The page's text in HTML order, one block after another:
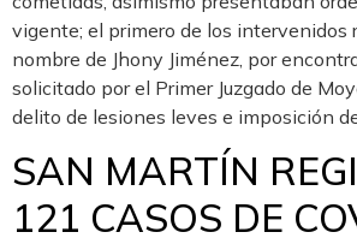
vigente; el primero de los intervenidos
nombre de Jhony Jiménez, por
solicitado por el Primer Juzgado de
delito de lesiones leves e imposición
SAN MARTÍN
121 CASOS DE